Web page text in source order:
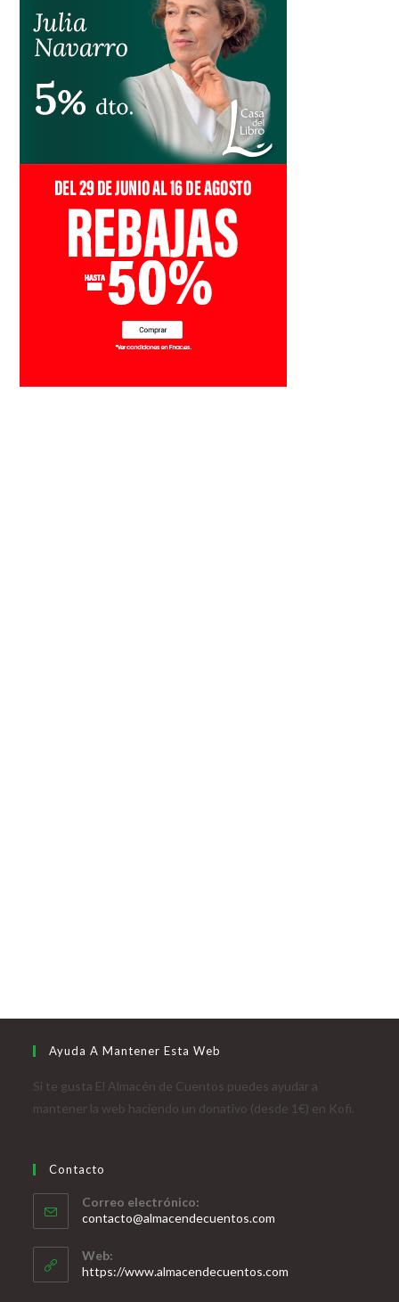
Ayuda A Mantener Esta Web
Si te gusta El Almacén de Cuentos puedes ayudar a
mantener la web haciendo un donativo (desde 1€) en Kofi.
Contacto
Correo electrónico:
contacto@almacendecuentos.com
Web:
https://www.almacendecuentos.com